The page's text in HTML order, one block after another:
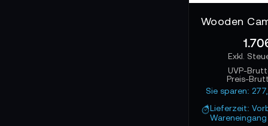
Gegensatz zur
Kameramann
UVP-
Preis-
Sie sparen:
Lieferzeit: